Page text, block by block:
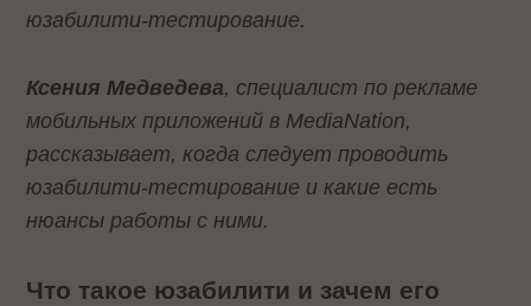
юзабилити-тестирование.
Ксения Медведева, специалист по рекламе
мобильных приложений в MediaNation,
рассказывает, когда следует проводить
юзабилити-тестирование и какие есть
нюансы работы с ними.
Что такое юзабилити и зачем его